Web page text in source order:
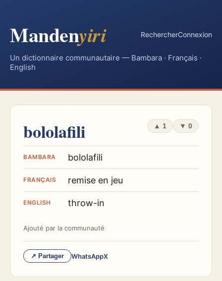
Mandenyiri RechercherConnexion
Un dictionnaire communautaire — Bambara · Français ·
English
bololafili ▲ 1 ▼ 0
BAMBARA bololafili
FRANÇAIS remise en jeu
ENGLISH throw-in
Ajouté par la communauté
↗ Partager WhatsAppX